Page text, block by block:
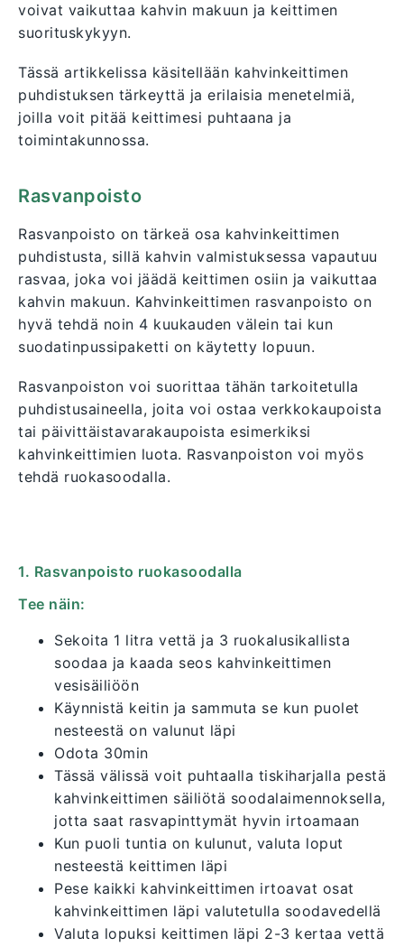
voivat vaikuttaa kahvin makuun ja keittimen
suorituskykyyn.
Tässä artikkelissa käsitellään kahvinkeittimen
puhdistuksen tärkeyttä ja erilaisia menetelmiä,
joilla voit pitää keittimesi puhtaana ja
toimintakunnossa.
Rasvanpoisto
Rasvanpoisto on tärkeä osa kahvinkeittimen
puhdistusta, sillä kahvin valmistuksessa vapautuu
rasvaa, joka voi jäädä keittimen osiin ja vaikuttaa
kahvin makuun. Kahvinkeittimen rasvanpoisto on
hyvä tehdä noin 4 kuukauden välein tai kun
suodatinpussipaketti on käytetty lopuun.
Rasvanpoiston voi suorittaa tähän tarkoitetulla
puhdistusaineella, joita voi ostaa verkkokaupoista
tai päivittäistavarakaupoista esimerkiksi
kahvinkeittimien luota. Rasvanpoiston voi myös
tehdä ruokasoodalla.
1. Rasvanpoisto ruokasoodalla
Tee näin:
Sekoita 1 litra vettä ja 3 ruokalusikallista
soodaa ja kaada seos kahvinkeittimen
vesisäiliöön
Käynnistä keitin ja sammuta se kun puolet
nesteestä on valunut läpi
Odota 30min
Tässä välissä voit puhtaalla tiskiharjalla pestä
kahvinkeittimen säiliötä soodalaimennoksella,
jotta saat rasvapinttymät hyvin irtoamaan
Kun puoli tuntia on kulunut, valuta loput
nesteestä keittimen läpi
Pese kaikki kahvinkeittimen irtoavat osat
kahvinkeittimen läpi valutetulla soodavedellä
Valuta lopuksi keittimen läpi 2-3 kertaa vettä